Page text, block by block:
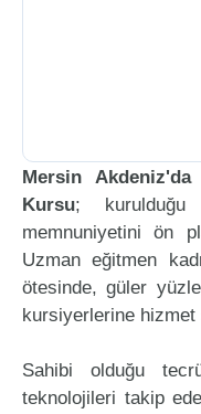
Mersin Akdeniz'da
Kursu; kurulduğu
memnuniyetini ön
Uzman eğitmen
ötesinde, güler
kursiyerlerine hizmet
Sahibi olduğu
teknolojileri takip